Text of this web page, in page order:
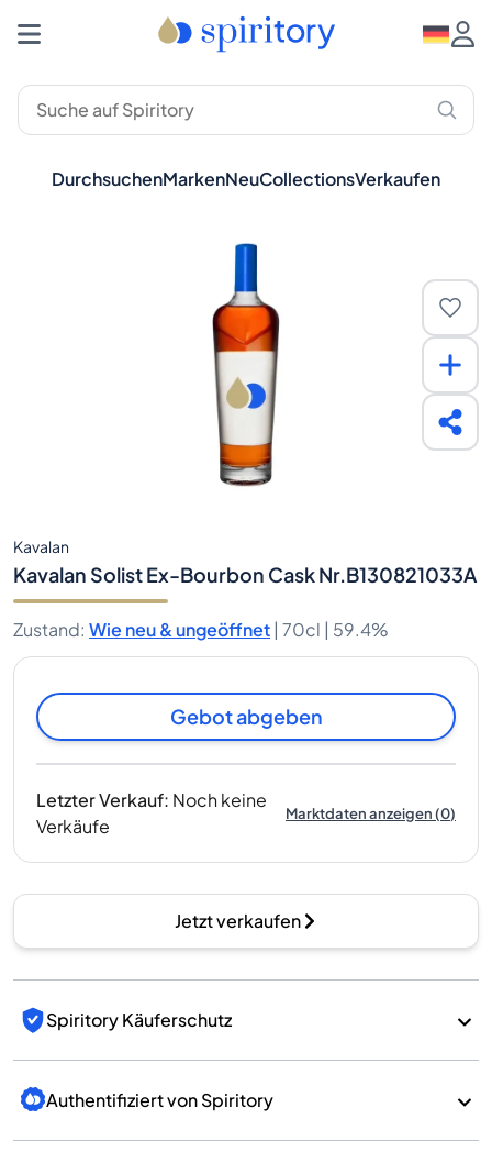
DurchsuchenMarkenNeuCollectionsVerkaufen
Kavalan
Kavalan Solist Ex-Bourbon Cask Nr.B130821033A
Zustand: Wie neu & ungeöffnet | 70cl | 59.4%
Gebot abgeben
Letzter Verkauf: Noch keine
Verkäufe
Marktdaten anzeigen(0)
Jetzt verkaufen
Spiritory Käuferschutz
Authentifiziert von Spiritory